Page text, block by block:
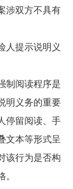
涉双方不具有
人提示说明义
制阅读程序是
明义务的重要
停留阅读、手
文本等形式呈
该行为是否构